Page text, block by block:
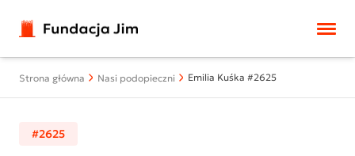
Strona główna Nasi podopieczni Emilia Kuśka #2625
#2625